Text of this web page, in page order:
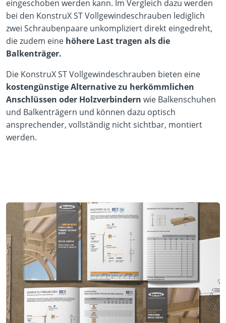
eingeschoben werden kann. Im Vergleich dazu werden
bei den KonstruX ST Vollgewindeschrauben lediglich
zwei Schraubenpaare unkompliziert direkt eingedreht,
die zudem eine höhere Last tragen als die
Balkenträger.
Die KonstruX ST Vollgewindeschrauben bieten eine
kostengünstige Alternative zu herkömmlichen
Anschlüssen oder Holzverbindern wie Balkenschuhen
und Balkenträgern und können dazu optisch
ansprechender, vollständig nicht sichtbar, montiert
werden.